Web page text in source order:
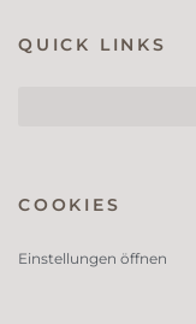
QUICK LINKS
COOKIES
Einstellungen öffnen